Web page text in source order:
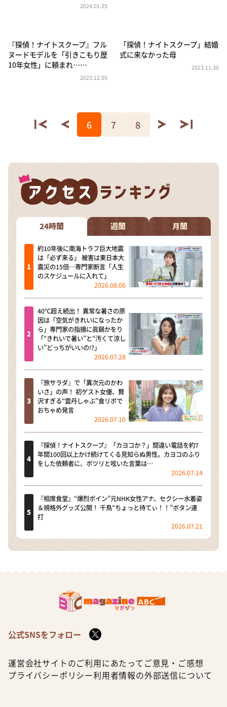
2024.01.25
『探偵！ナイトスクープ』フル
ヌードモデルを「引きこもり歴
10年女性」に頼まれ……
2023.12.05
「探偵！ナイトスクープ」結婚
式に来なかった母
2023.11.30
6 7 8
24時間 週間 月間
約10年後に南海トラフ巨大地震
は「必ず来る」 被害は東日本大
震災の15倍…専門家断言「人生
のスケジュールに入れて」
2026.08.06
40℃超え続出！ 異常な暑さの原
因は「空気がきれいになったか
ら」専門家の指摘に眞鍋かをり
「“きれいで暑い”と“汚くて涼し
い”どっちがいいの!?」
2026.07.28
『旅サラダ』で「異次元のかわ
いさ」の声！ 初ゲスト女優、贅
沢すぎる“雲丹しゃぶ”食リポで
おちゃめ発言
2026.07.10
『探偵！ナイトスクープ』「カヨコか？」間違い電話を約7
年間100回以上かけ続けてくる見知らぬ男性。カヨコのふり
をした依頼者に、ポツリと呟いた言葉は…
2026.07.14
『相席食堂』“爆烈ボイン”元NHK女性アナ、セクシー水着姿
＆規格外グッズ公開！ 千鳥“ちょっと待てぃ！！”ボタン連
打
2026.07.21
公式SNSをフォロー
運営会社サイトのご利用にあたって ご意見・ご感想
プライバシーポリシー利用者情報の外部送信について